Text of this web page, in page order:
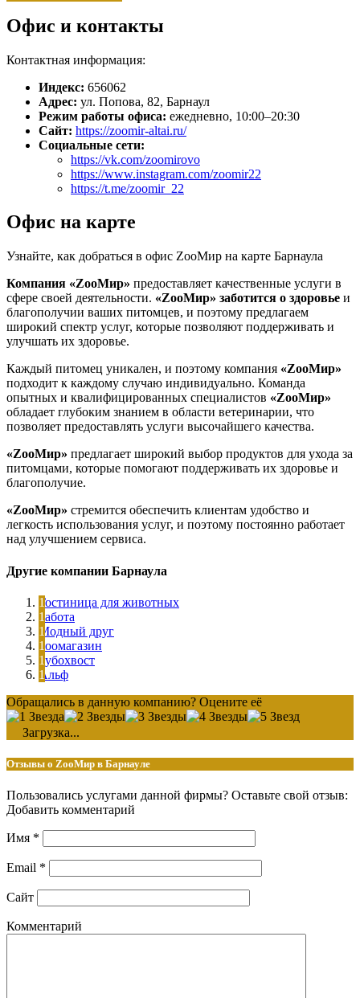
Офис и контакты
Контактная информация:
Индекс: 656062
Адрес: ул. Попова, 82, Барнаул
Режим работы офиса: ежедневно, 10:00–20:30
Сайт: https://zoomir-altai.ru/
Социальные сети:
https://vk.com/zoomirovo
https://www.instagram.com/zoomir22
https://t.me/zoomir_22
Офис на карте
Узнайте, как добраться в офис ZооМир на карте Барнаула
Компания «ZооМир» предоставляет качественные услуги в
сфере своей деятельности. «ZооМир» заботится о здоровье и
благополучии ваших питомцев, и поэтому предлагаем
широкий спектр услуг, которые позволяют поддерживать и
улучшать их здоровье.
Каждый питомец уникален, и поэтому компания «ZооМир»
подходит к каждому случаю индивидуально. Команда
опытных и квалифицированных специалистов «ZооМир»
обладает глубоким знанием в области ветеринарии, что
позволяет предоставлять услуги высочайшего качества.
«ZооМир» предлагает широкий выбор продуктов для ухода за
питомцами, которые помогают поддерживать их здоровье и
благополучие.
«ZооМир» стремится обеспечить клиентам удобство и
легкость использования услуг, и поэтому постоянно работает
над улучшением сервиса.
Другие компании Барнаула
Гостиница для животных
Забота
Модный друг
Зоомагазин
Зубохвост
Альф
Обращались в данную компанию? Оцените её
Загрузка...
Отзывы о ZооМир в Барнауле
Пользовались услугами данной фирмы? Оставьте свой отзыв:
Добавить комментарий
Имя *
Email *
Сайт
Комментарий